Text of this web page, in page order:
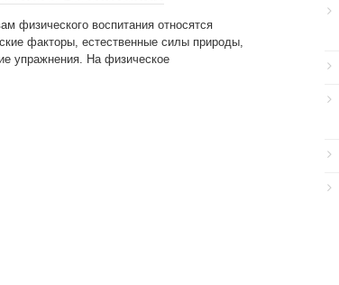
физического воспитания относятся
факторы, естественные силы природы,
упражнения. На физическое